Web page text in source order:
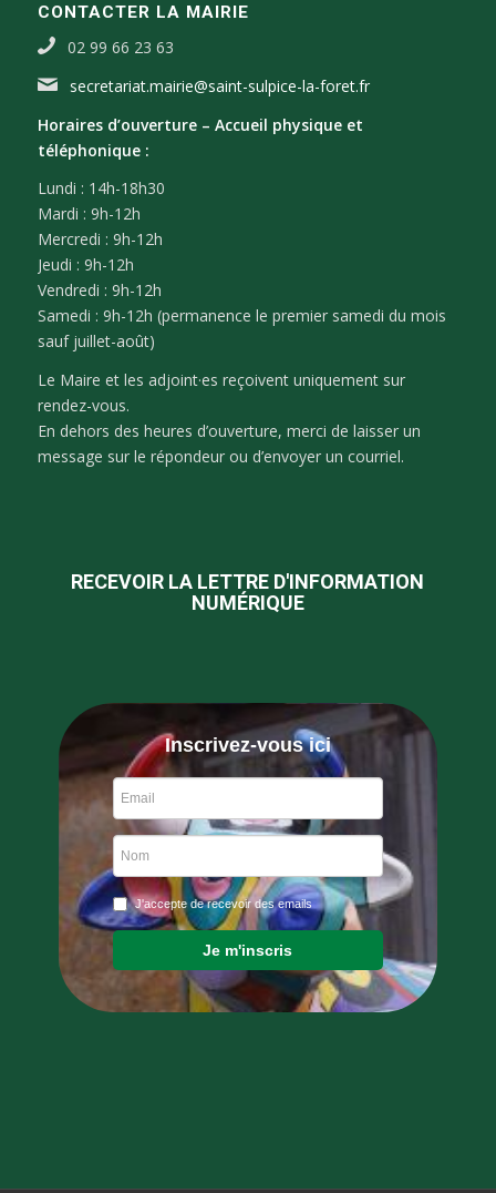
CONTACTER LA MAIRIE
02 99 66 23 63
secretariat.mairie@saint-sulpice-la-foret.fr
Horaires d’ouverture – Accueil physique et
téléphonique :
Lundi : 14h-18h30
Mardi : 9h-12h
Mercredi : 9h-12h
Jeudi : 9h-12h
Vendredi : 9h-12h
Samedi : 9h-12h (permanence le premier samedi du mois
sauf juillet-août)
Le Maire et les adjoint·es reçoivent uniquement sur
rendez-vous.
En dehors des heures d’ouverture, merci de laisser un
message sur le répondeur ou d’envoyer un courriel.
RECEVOIR LA LETTRE D'INFORMATION
NUMÉRIQUE
Inscrivez-vous ici
J'accepte de recevoir des emails
Je m'inscris